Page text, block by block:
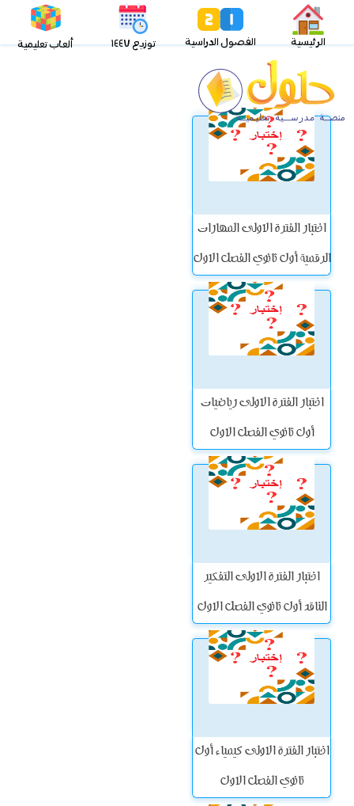
الرئيسية الفصول الدراسية توزيع ١٤٤٧ ألعاب تعليمية
اختبار الفترة الاولى المهارات
الرقمية أول ثانوي الفصل الاول
اختبار الفترة الاولى رياضيات
أول ثانوي الفصل الاول
اختبار الفترة الاولى التفكير
الناقد أول ثانوي الفصل الاول
اختبار الفترة الاولى كيمياء أول
ثانوي الفصل الاول